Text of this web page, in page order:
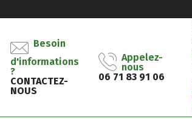
Besoin
d'informations
?
CONTACTEZ-
NOUS
Appelez-
nous
06 71 83 91 06